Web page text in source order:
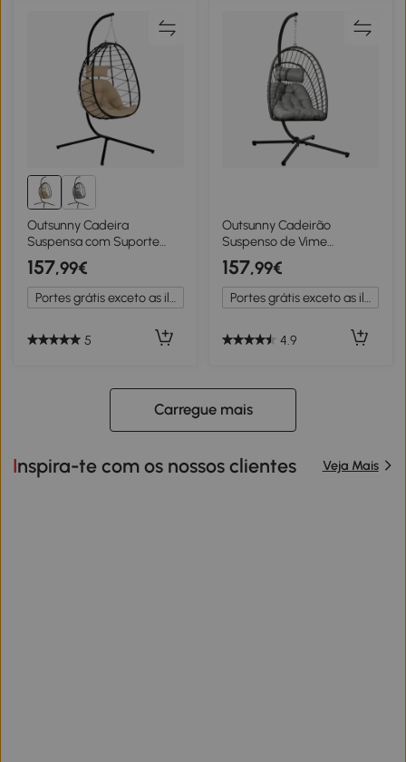
Outsunny Cadeira
Suspensa com Suporte
Baloiço Jardim com Cesto
Dobrável Almofada e
Apoio de Cabeça
98x95x198 cm Caqui
157,99€
Portes grátis exceto as ilhas
5
Outsunny Cadeirão
Suspenso de Vime
Dobrável com 2 Almofadas
e Estrutura de Aço
Capacidade 100 kg
100x131x194 cm Cinza
157,99€
Portes grátis exceto as ilhas
4.9
Carregue mais
Inspira-te com os nossos clientes Veja Mais